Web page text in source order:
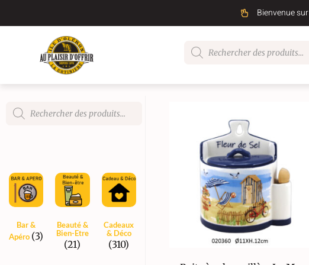
Bienvenue sur
Bar &
Apéro (3)
Beauté &
Bien-Etre
(21)
Cadeaux
& Déco
(310)